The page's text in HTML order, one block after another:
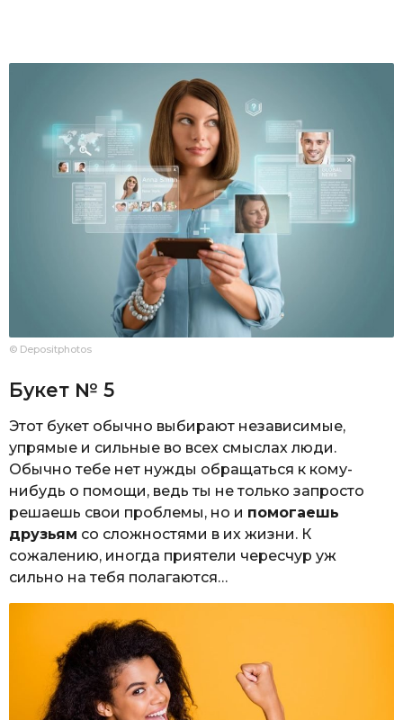
© Depositphotos
Букет № 5
Этот букет обычно выбирают независимые,
упрямые и сильные во всех смыслах люди.
Обычно тебе нет нужды обращаться к кому-
нибудь о помощи, ведь ты не только запросто
решаешь свои проблемы, но и помогаешь
друзьям со сложностями в их жизни. К
сожалению, иногда приятели чересчур уж
сильно на тебя полагаются…